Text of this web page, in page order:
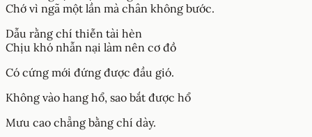
Chớ vì ngã một lần mà chân không bước.
Dẫu rằng chí thiễn tài hèn
Chịu khó nhẫn nại làm nên cơ đồ
Có cứng mới đứng được đầu gió.
Không vào hang hổ, sao bắt được hổ
Mưu cao chẳng bằng chí dày.